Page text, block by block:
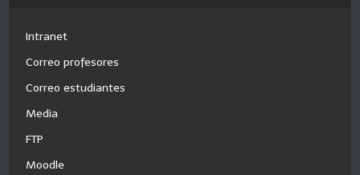
Intranet
Correo profesores
Correo estudiantes
Media
FTP
Moodle